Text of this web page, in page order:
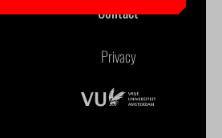
Contact
Privacy